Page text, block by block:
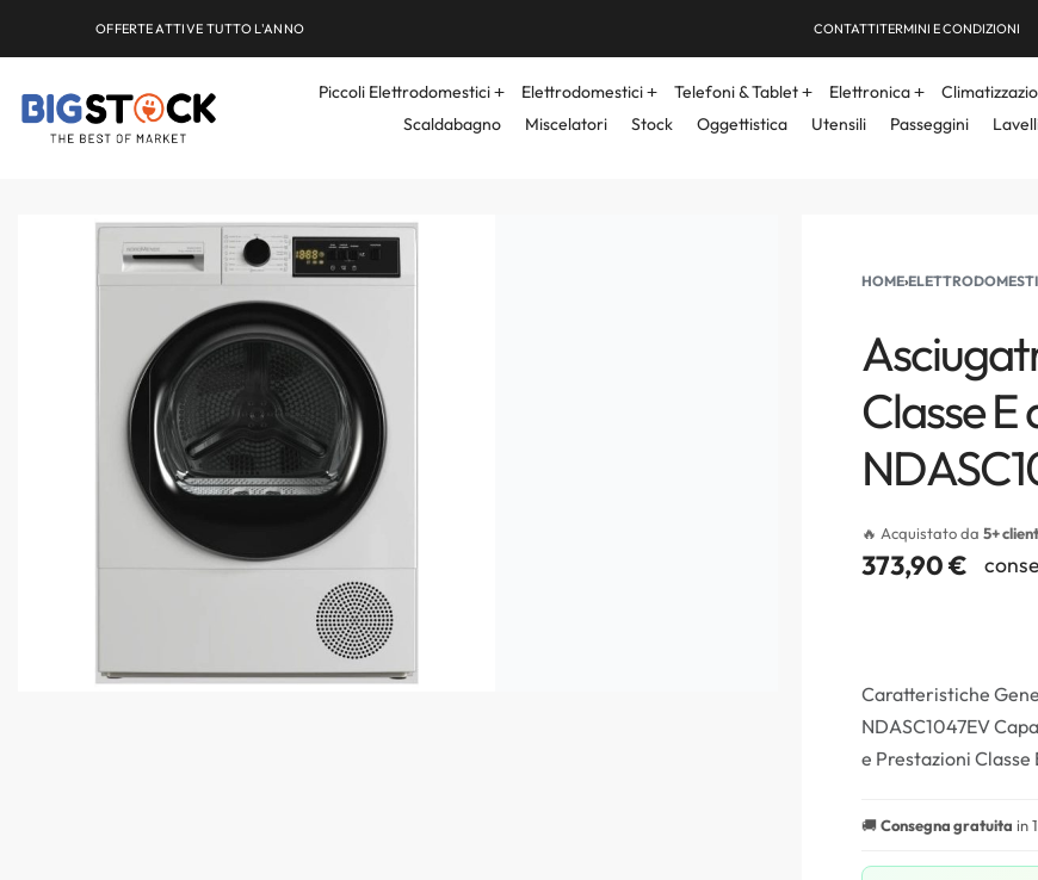
OFFERTE ATTIVE TUTTO L'ANNO CONTATTITERMINI E CONDIZIONI
Piccoli Elettrodomestici Elettrodomestici Telefoni & Tablet Elettronica
Scaldabagno
Miscelatori Stock Oggettistica Utensili Passeggini
HOME›
Classe
🔥 Acquistato da 5+
373,90€
Caratteristiche
NDASC1047EV
e Prestazioni Classe
🚚Consegna gratuita in